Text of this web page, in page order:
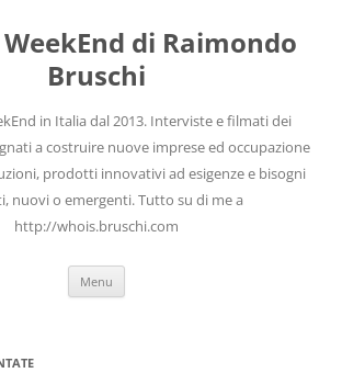
di Raimondo
Bruschi
in Italia dal 2013. Interviste e filmati dei
a costruire nuove imprese ed occupazione
prodotti innovativi ad esigenze e bisogni
nuovi o emergenti. Tutto su di me a
http://whois.bruschi.com
Menu